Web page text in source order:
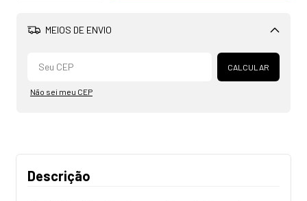
MEIOS DE ENVIO
Alterar CEP
CALCULAR
Não sei meu CEP
Descrição